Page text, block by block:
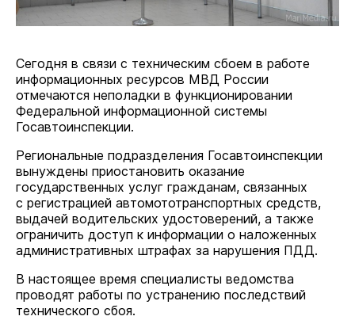
Сегодня в связи с техническим сбоем в работе
информационных ресурсов МВД России
отмечаются неполадки в функционировании
Федеральной информационной системы
Госавтоинспекции.
Региональные подразделения Госавтоинспекции
вынуждены приостановить оказание
государственных услуг гражданам, связанных
с регистрацией автомототранспортных средств,
выдачей водительских удостоверений, а также
ограничить доступ к информации о наложенных
административных штрафах за нарушения ПДД.
В настоящее время специалисты ведомства
проводят работы по устранению последствий
технического сбоя.